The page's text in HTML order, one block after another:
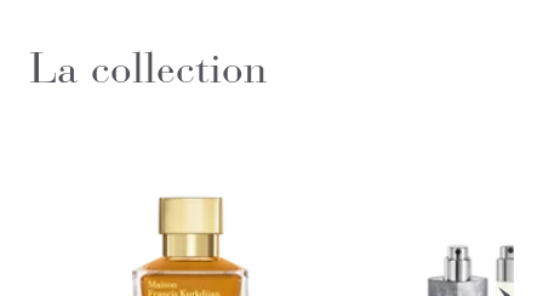
La collection